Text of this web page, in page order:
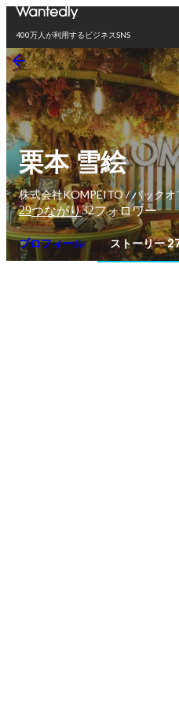
400万人が利用するビジネスSNS
栗本 雪絵
株式会社KOMPEITO / バック
29つながり32フォロワー
プロフィール ストーリー